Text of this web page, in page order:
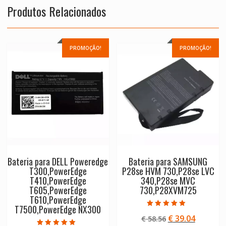
Produtos Relacionados
PROMOÇÃO!
Bateria para DELL Poweredge
T300,PowerEdge
T410,PowerEdge
T605,PowerEdge
T610,PowerEdge
T7500,PowerEdge NX300
PROMOÇÃO!
Bateria para SAMSUNG
P28se HVM 730,P28se LVC
340,P28se MVC
730,P28XVM725
5.00
de 5
€58.56 O
€39.04O